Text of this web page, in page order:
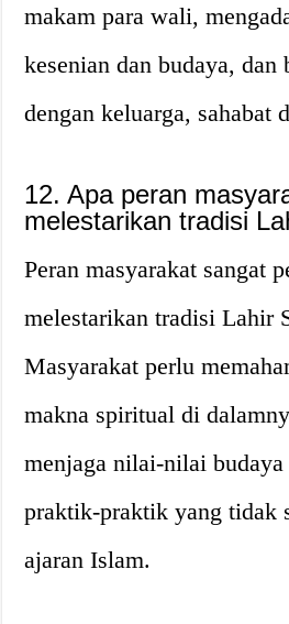
makam para wali,
kesenian dan budaya, dan
dengan keluarga, sahabat
12. Apa peran
melestarikan tradisi
Peran masyarakat sangat
melestarikan tradisi Lahir
Masyarakat perlu
makna spiritual di
menjaga nilai-nilai
praktik-praktik yang tidak
ajaran Islam.